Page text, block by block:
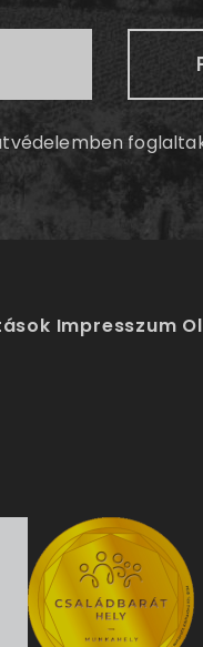
Impresszum